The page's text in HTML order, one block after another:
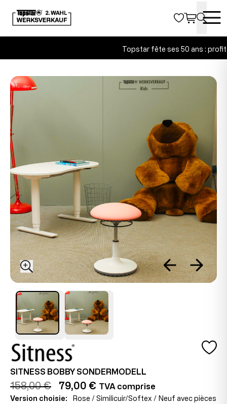
Topstar fête ses 50 ans :
SITNESS BOBBY SONDERMODELL
158,00 € 79,00 € TVA comprise
Version choisie:
Rose / Similicuir/Softex / Neuf avec pièces